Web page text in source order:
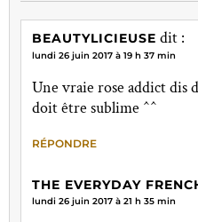
BEAUTYLICIEUSE dit :
lundi 26 juin 2017 à 19 h 37 min
Une vraie rose addict dis
doit être sublime ^^
RÉPONDRE
THE EVERYDAY
lundi 26 juin 2017 à 21 h 35 min